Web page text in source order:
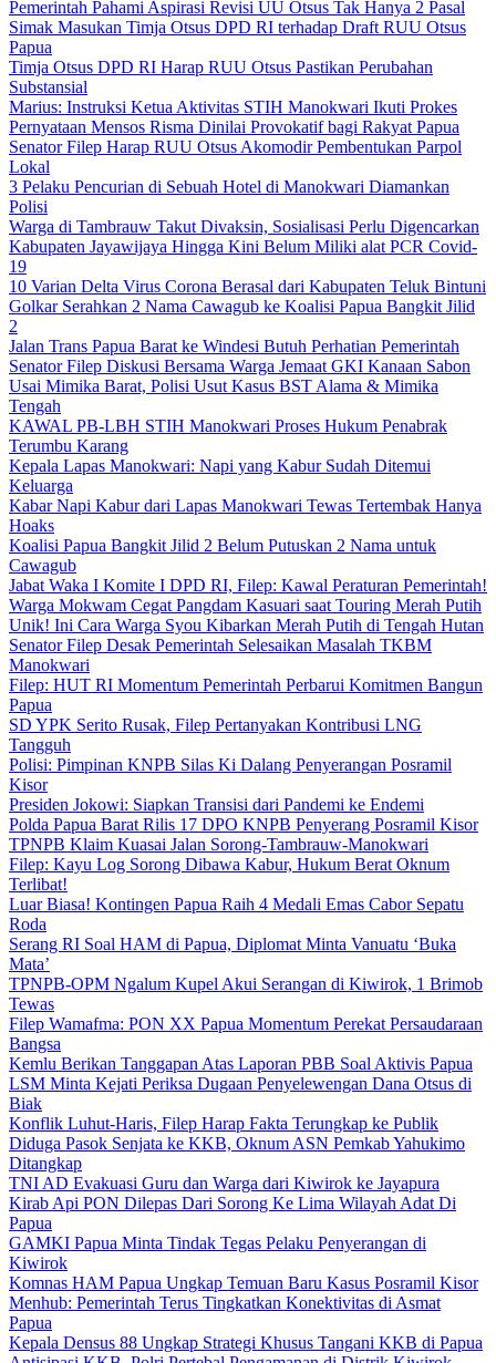
Pemerintah Pahami Aspirasi Revisi UU Otsus Tak Hanya 2 Pasal
Simak Masukan Timja Otsus DPD RI terhadap Draft RUU Otsus
Papua
Timja Otsus DPD RI Harap RUU Otsus Pastikan Perubahan
Substansial
Marius: Instruksi Ketua Aktivitas STIH Manokwari Ikuti Prokes
Pernyataan Mensos Risma Dinilai Provokatif bagi Rakyat Papua
Senator Filep Harap RUU Otsus Akomodir Pembentukan Parpol
Lokal
3 Pelaku Pencurian di Sebuah Hotel di Manokwari Diamankan
Polisi
Warga di Tambrauw Takut Divaksin, Sosialisasi Perlu Digencarkan
Kabupaten Jayawijaya Hingga Kini Belum Miliki alat PCR Covid-
19
10 Varian Delta Virus Corona Berasal dari Kabupaten Teluk Bintuni
Golkar Serahkan 2 Nama Cawagub ke Koalisi Papua Bangkit Jilid
2
Jalan Trans Papua Barat ke Windesi Butuh Perhatian Pemerintah
Senator Filep Diskusi Bersama Warga Jemaat GKI Kanaan Sabon
Usai Mimika Barat, Polisi Usut Kasus BST Alama & Mimika
Tengah
KAWAL PB-LBH STIH Manokwari Proses Hukum Penabrak
Terumbu Karang
Kepala Lapas Manokwari: Napi yang Kabur Sudah Ditemui
Keluarga
Kabar Napi Kabur dari Lapas Manokwari Tewas Tertembak Hanya
Hoaks
Koalisi Papua Bangkit Jilid 2 Belum Putuskan 2 Nama untuk
Cawagub
Jabat Waka I Komite I DPD RI, Filep: Kawal Peraturan Pemerintah!
Warga Mokwam Cegat Pangdam Kasuari saat Touring Merah Putih
Unik! Ini Cara Warga Syou Kibarkan Merah Putih di Tengah Hutan
Senator Filep Desak Pemerintah Selesaikan Masalah TKBM
Manokwari
Filep: HUT RI Momentum Pemerintah Perbarui Komitmen Bangun
Papua
SD YPK Serito Rusak, Filep Pertanyakan Kontribusi LNG
Tangguh
Polisi: Pimpinan KNPB Silas Ki Dalang Penyerangan Posramil
Kisor
Presiden Jokowi: Siapkan Transisi dari Pandemi ke Endemi
Polda Papua Barat Rilis 17 DPO KNPB Penyerang Posramil Kisor
TPNPB Klaim Kuasai Jalan Sorong-Tambrauw-Manokwari
Filep: Kayu Log Sorong Dibawa Kabur, Hukum Berat Oknum
Terlibat!
Luar Biasa! Kontingen Papua Raih 4 Medali Emas Cabor Sepatu
Roda
Serang RI Soal HAM di Papua, Diplomat Minta Vanuatu ‘Buka
Mata’
TPNPB-OPM Ngalum Kupel Akui Serangan di Kiwirok, 1 Brimob
Tewas
Filep Wamafma: PON XX Papua Momentum Perekat Persaudaraan
Bangsa
Kemlu Berikan Tanggapan Atas Laporan PBB Soal Aktivis Papua
LSM Minta Kejati Periksa Dugaan Penyelewengan Dana Otsus di
Biak
Konflik Luhut-Haris, Filep Harap Fakta Terungkap ke Publik
Diduga Pasok Senjata ke KKB, Oknum ASN Pemkab Yahukimo
Ditangkap
TNI AD Evakuasi Guru dan Warga dari Kiwirok ke Jayapura
Kirab Api PON Dilepas Dari Sorong Ke Lima Wilayah Adat Di
Papua
GAMKI Papua Minta Tindak Tegas Pelaku Penyerangan di
Kiwirok
Komnas HAM Papua Ungkap Temuan Baru Kasus Posramil Kisor
Menhub: Pemerintah Terus Tingkatkan Konektivitas di Asmat
Papua
Kepala Densus 88 Ungkap Strategi Khusus Tangani KKB di Papua